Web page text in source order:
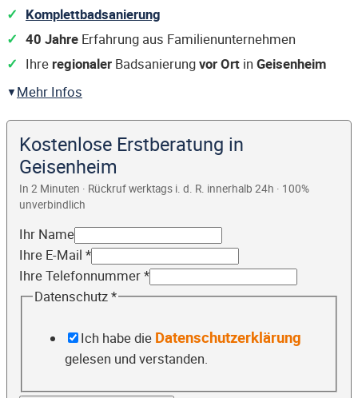
Komplettbadsanierung
40 Jahre Erfahrung aus Familienunternehmen
Ihre regionaler Badsanierungvor Ort in Geisenheim
Mehr Infos
Kostenlose Erstberatung in
Geisenheim
In 2 Minuten · Rückruf werktags i. d. R. innerhalb 24h · 100%
unverbindlich
Ihr Name
Ihre E-Mail *
Ihre Telefonnummer*
Datenschutz*
Ich habe die Datenschutzerklärung
gelesen und verstanden.